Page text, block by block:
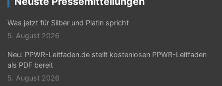
a
t
i
o
n
Was jetzt für Silber und Platin spricht
5. August 2026
Neu: PPWR-Leitfaden.de stellt kostenlosen PPWR-Leitfaden
als PDF bereit
5. August 2026